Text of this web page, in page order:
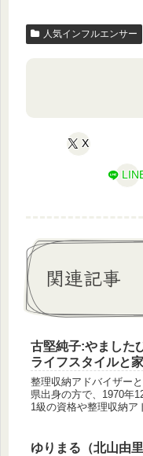
人気インフルエンサー
X
関連記事
古堅純子:やました
ライフスタイルと
整理収納アドバイザー
県出身の方で、1970年
1級の資格や整理収納ア
ゆりまる（北山由